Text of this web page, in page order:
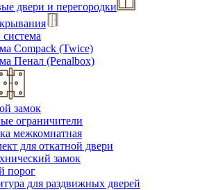
двери и перегородки
Compack (Twice)
Пенал (Penalbox)
замок
ограничители
межкомнатная
для откатной двери
замок
порог
для раздвижных дверей